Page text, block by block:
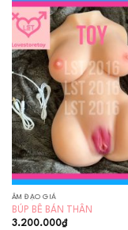
ÂM ĐẠO GIẢ
BÚP BÊ BÁN THÂN
3.200.000₫